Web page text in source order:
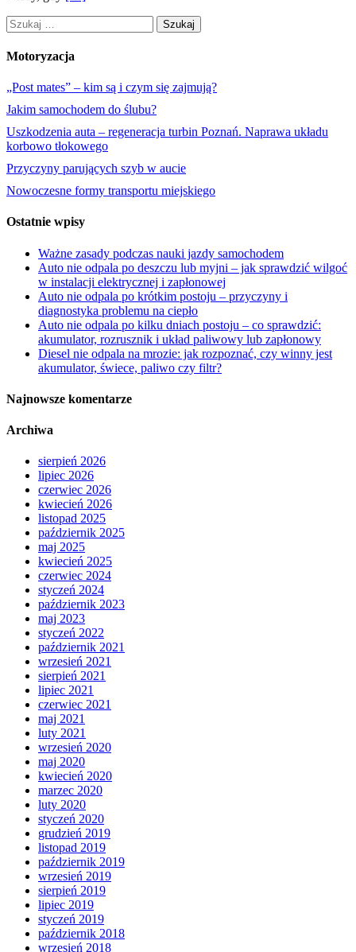
Szukaj:
Motoryzacja
„Post mates” – kim są i czym się zajmują?
Jakim samochodem do ślubu?
Uszkodzenia auta – regeneracja turbin Poznań. Naprawa układu
korbowo tłokowego
Przyczyny parujących szyb w aucie
Nowoczesne formy transportu miejskiego
Ostatnie wpisy
Ważne zasady podczas nauki jazdy samochodem
Auto nie odpala po deszczu lub myjni – jak sprawdzić wilgoć
w instalacji elektrycznej i zapłonowej
Auto nie odpala po krótkim postoju – przyczyny i
diagnostyka problemu na ciepło
Auto nie odpala po kilku dniach postoju – co sprawdzić:
akumulator, rozrusznik i układ paliwowy lub zapłonowy
Diesel nie odpala na mrozie: jak rozpoznać, czy winny jest
akumulator, świece, paliwo czy filtr?
Najnowsze komentarze
Archiwa
sierpień 2026
lipiec 2026
czerwiec 2026
kwiecień 2026
listopad 2025
październik 2025
maj 2025
kwiecień 2025
czerwiec 2024
styczeń 2024
październik 2023
maj 2023
styczeń 2022
październik 2021
wrzesień 2021
sierpień 2021
lipiec 2021
czerwiec 2021
maj 2021
luty 2021
wrzesień 2020
maj 2020
kwiecień 2020
marzec 2020
luty 2020
styczeń 2020
grudzień 2019
listopad 2019
październik 2019
wrzesień 2019
sierpień 2019
lipiec 2019
styczeń 2019
październik 2018
wrzesień 2018